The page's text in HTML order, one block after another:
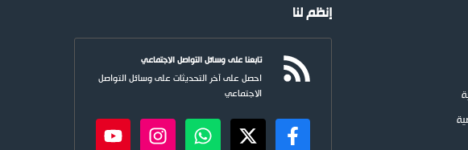
إنظم لنا
تابعنا على وسائل التواصل الاجتماعي
احصل على آخر التحديثات على وسائل التواصل
الاجتماعي